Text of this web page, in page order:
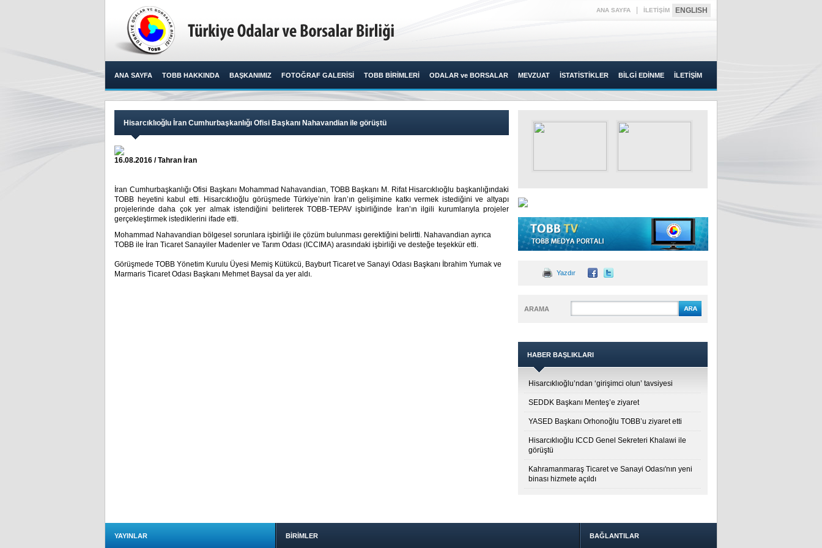
ANA SAYFA İLETİŞİM ENGLISH
ANA SAYFA TOBB HAKKINDA BAŞKANIMIZ FOTOĞRAF GALERİSİ TOBB BİRİMLERİ ODALAR ve BORSALAR MEVZUAT İSTATİSTİKLER BİLGİ EDİNME İLETİŞİM
Hisarcıklıoğlu İran Cumhurbaşkanlığı Ofisi Başkanı Nahavandian ile görüştü
16.08.2016 / Tahran İran
İran Cumhurbaşkanlığı Ofisi Başkanı Mohammad Nahavandian, TOBB Başkanı M. Rifat Hisarcıklıoğlu başkanlığındaki
TOBB heyetini kabul etti. Hisarcıklıoğlu görüşmede Türkiye’nin İran’ın gelişimine katkı vermek istediğini ve altyapı
projelerinde daha çok yer almak istendiğini belirterek TOBB-TEPAV işbirliğinde İran’ın ilgili kurumlarıyla projeler
gerçekleştirmek istediklerini ifade etti.​
Mohammad Nahavandian bölgesel sorunlara işbirliği ile çözüm bulunması gerektiğini belirtti. Nahavandian ayrıca
TOBB ile İran Ticaret Sanayiler Madenler ve Tarım Odası (ICCIMA) arasındaki işbirliği ve desteğe teşekkür etti.
Görüşmede TOBB Yönetim Kurulu Üyesi Memiş Kütükcü, Bayburt Ticaret ve Sanayi Odası Başkanı İbrahim Yumak ve
Marmaris Ticaret Odası Başkanı Mehmet Baysal da yer aldı.
Yazdır
ARAMA
HABER BAŞLIKLARI
Hisarcıklıoğlu’ndan ‘girişimci olun’ tavsiyesi
SEDDK Başkanı Menteş’e ziyaret
YASED Başkanı Orhonoğlu TOBB’u ziyaret etti
Hisarcıklıoğlu ICCD Genel Sekreteri Khalawi ile
görüştü
Kahramanmaraş Ticaret ve Sanayi Odası'nın yeni
binası hizmete açıldı
YAYINLAR BİRİMLER BAĞLANTILAR